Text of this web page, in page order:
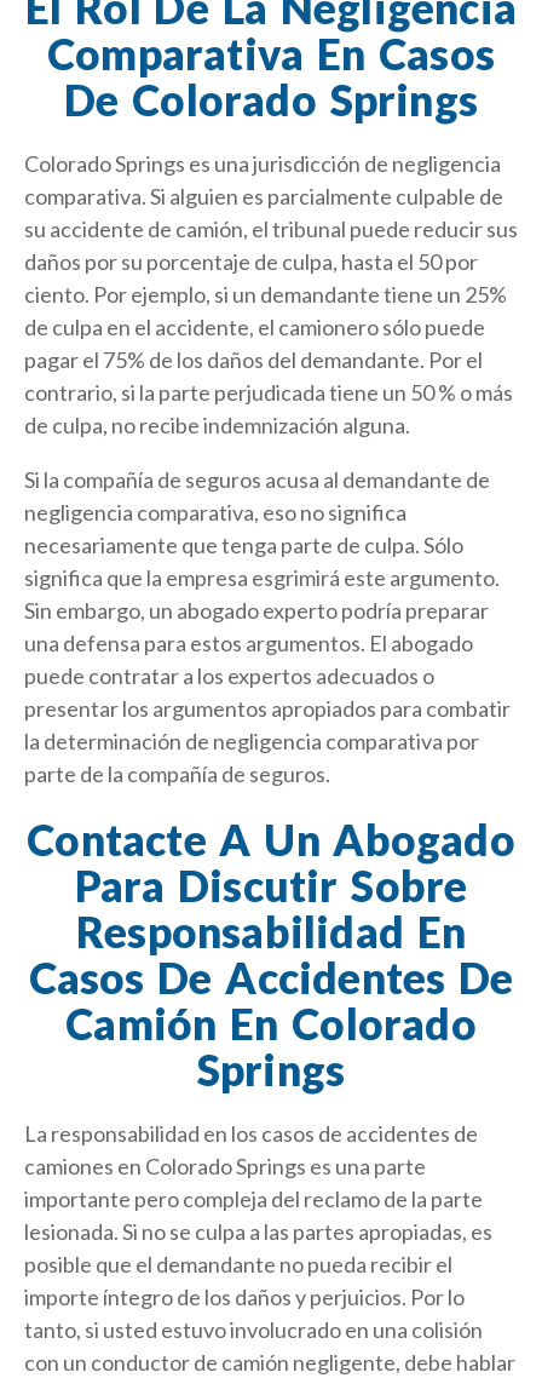
Comparativa En Casos
De Colorado Springs
Colorado Springs es una jurisdicción de negligencia
comparativa. Si alguien es parcialmente culpable de
su accidente de camión, el tribunal puede reducir sus
daños por su porcentaje de culpa, hasta el 50 por
ciento. Por ejemplo, si un demandante tiene un 25%
de culpa en el accidente, el camionero sólo puede
pagar el 75% de los daños del demandante. Por el
contrario, si la parte perjudicada tiene un 50 % o más
de culpa, no recibe indemnización alguna.
Si la compañía de seguros acusa al demandante de
negligencia comparativa, eso no significa
necesariamente que tenga parte de culpa. Sólo
significa que la empresa esgrimirá este argumento.
Sin embargo, un abogado experto podría preparar
una defensa para estos argumentos. El abogado
puede contratar a los expertos adecuados o
presentar los argumentos apropiados para combatir
la determinación de negligencia comparativa por
parte de la compañía de seguros.
Contacte A Un Abogado
Para Discutir Sobre
Responsabilidad En
Casos De Accidentes De
Camión En Colorado
Springs
La responsabilidad en los casos de accidentes de
camiones en Colorado Springs es una parte
importante pero compleja del reclamo de la parte
lesionada. Si no se culpa a las partes apropiadas, es
posible que el demandante no pueda recibir el
importe íntegro de los daños y perjuicios. Por lo
tanto, si usted estuvo involucrado en una colisión
con un conductor de camión negligente, debe hablar